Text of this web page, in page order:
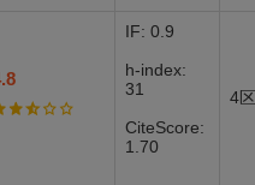
IF: 0.9
h-index:
31
CiteScore:
1.70
4区